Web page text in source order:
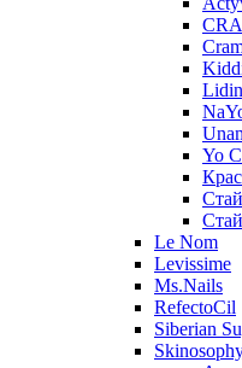
Yo
Le Nom
Levissime
Ms.Nails
RefectoCil
Siberian